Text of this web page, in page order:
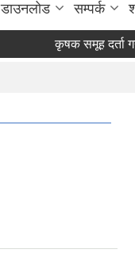
डाउनलोड सम्पर्क
कृषक समूह दर्ता गर्ने